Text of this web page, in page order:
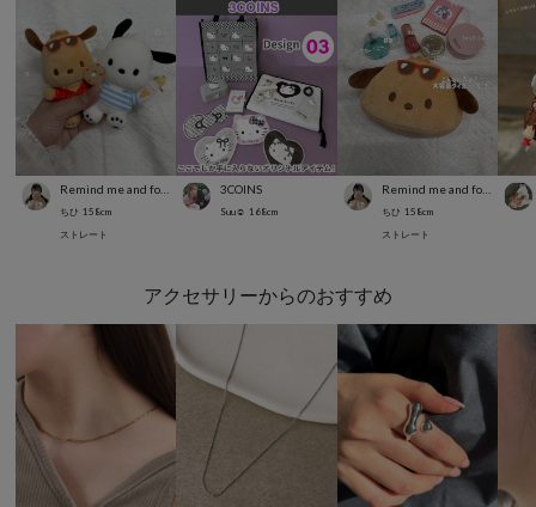
ちひ 158cm
ストレート
3COINS
Suu☺︎ 168cm
Remind me and forever
ちひ 158cm
ストレート
アクセサリーからのおすすめ